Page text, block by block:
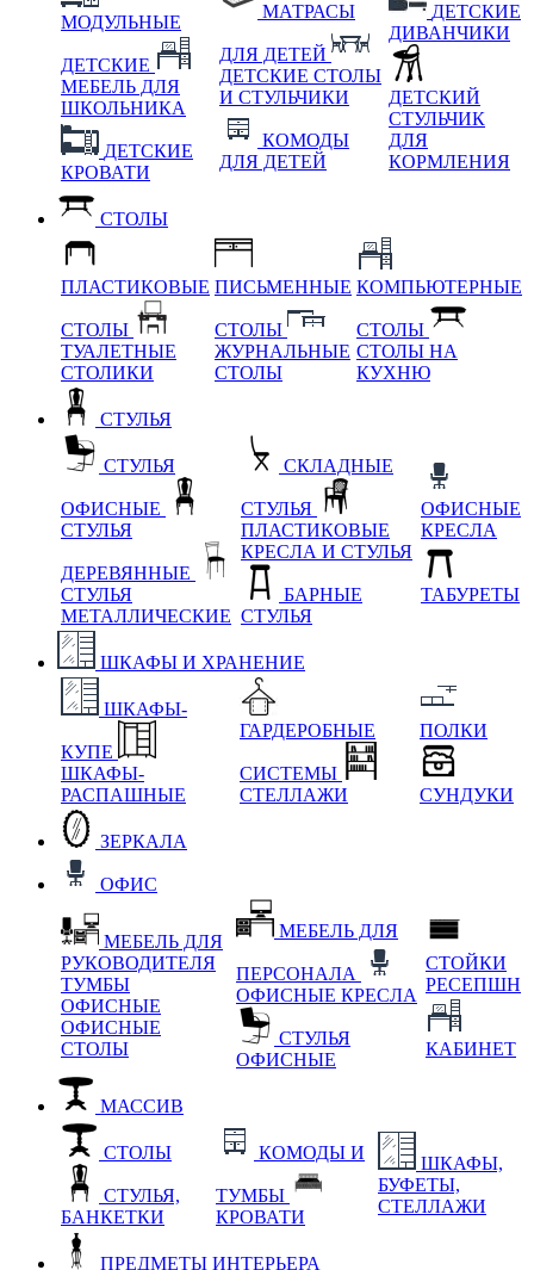
МОДУЛЬНЫЕ
ДЕТСКИЕ
МЕБЕЛЬ ДЛЯ
ШКОЛЬНИКА
ДЕТСКИЕ
КРОВАТИ
МАТРАСЫ
ДЛЯ ДЕТЕЙ
ДЕТСКИЕ СТОЛЫ
И СТУЛЬЧИКИ
КОМОДЫ
ДЛЯ ДЕТЕЙ
ДЕТСКИЕ
ДИВАНЧИКИ
ДЕТСКИЙ
СТУЛЬЧИК
ДЛЯ
КОРМЛЕНИЯ
СТОЛЫ
ПЛАСТИКОВЫЕ
СТОЛЫ
ТУАЛЕТНЫЕ
СТОЛИКИ
ПИСЬМЕННЫЕ
СТОЛЫ
ЖУРНАЛЬНЫЕ
СТОЛЫ
КОМПЬЮТЕРНЫЕ
СТОЛЫ
СТОЛЫ НА
КУХНЮ
СТУЛЬЯ
СТУЛЬЯ
ОФИСНЫЕ
СТУЛЬЯ
ДЕРЕВЯННЫЕ
СТУЛЬЯ
МЕТАЛЛИЧЕСКИЕ
СКЛАДНЫЕ
СТУЛЬЯ
ПЛАСТИКОВЫЕ
КРЕСЛА И СТУЛЬЯ
БАРНЫЕ
СТУЛЬЯ
ОФИСНЫЕ
КРЕСЛА
ТАБУРЕТЫ
ШКАФЫ И ХРАНЕНИЕ
ШКАФЫ-
КУПЕ
ШКАФЫ-
РАСПАШНЫЕ
ГАРДЕРОБНЫЕ
СИСТЕМЫ
СТЕЛЛАЖИ
ПОЛКИ
СУНДУКИ
ЗЕРКАЛА
ОФИС
МЕБЕЛЬ ДЛЯ
РУКОВОДИТЕЛЯ
ТУМБЫ
ОФИСНЫЕ
ОФИСНЫЕ
СТОЛЫ
МЕБЕЛЬ ДЛЯ
ПЕРСОНАЛА
ОФИСНЫЕ КРЕСЛА
СТУЛЬЯ
ОФИСНЫЕ
СТОЙКИ
РЕСЕПШН
КАБИНЕТ
МАССИВ
СТОЛЫ
СТУЛЬЯ,
БАНКЕТКИ
КОМОДЫ И
ТУМБЫ
КРОВАТИ
ШКАФЫ,
БУФЕТЫ,
СТЕЛЛАЖИ
ПРЕДМЕТЫ ИНТЕРЬЕРА